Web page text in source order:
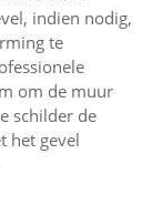
indien nodig,
te
om de muur
schilder de
het gevel